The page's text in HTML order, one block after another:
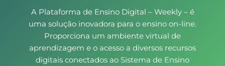
A Plataforma de Ensino Digital – Weekly – é
uma solução inovadora para o ensino on-line.
Proporciona um ambiente virtual de
aprendizagem e o acesso a diversos recursos
digitais conectados ao Sistema de Ensino